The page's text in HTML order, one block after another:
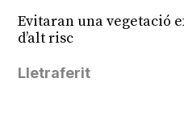
Evitaran una vegetació
d’alt risc
Lletraferit